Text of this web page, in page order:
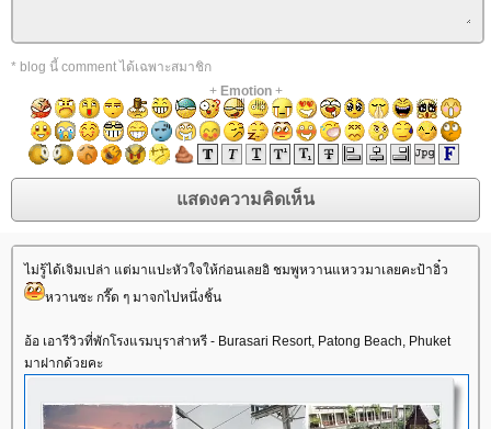
* blog นี้ comment ได้เฉพาะสมาชิก
+ Emotion+
ไม่รู้ได้เจิมเปล่า แต่มาแปะหัวใจให้ก่อนเลยอิ ชมพูหวานแหววมาเลยคะป้าอิ๋ว
หวานซะ กรี๊ด ๆ มาจกไปหนึ่งชิ้น
อ้อ เอารีวิวที่พักโรงแรมบุราส่าหรี - Burasari Resort, Patong Beach, Phuket
มาฝากด้วยคะ